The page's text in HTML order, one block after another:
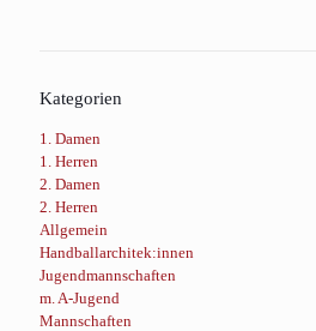
Kategorien
1. Damen
1. Herren
2. Damen
2. Herren
Allgemein
Handballarchitek:innen
Jugendmannschaften
m. A-Jugend
Mannschaften